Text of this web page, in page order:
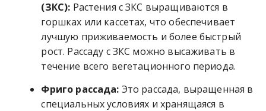
(ЗКС): Растения с ЗКС выращиваются в
горшках или кассетах, что обеспечивает
лучшую приживаемость и более быстрый
рост. Рассаду с ЗКС можно высаживать в
течение всего вегетационного периода.
Фриго рассада: Это рассада, выращенная в
специальных условиях и хранящаяся в